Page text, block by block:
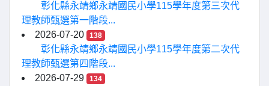
彰化縣永靖鄉永靖國民小學115學年度第三次代
理教師甄選第一階段...
2026-07-20
138
彰化縣永靖鄉永靖國民小學115學年度第二次代
理教師甄選第四階段...
2026-07-29
134